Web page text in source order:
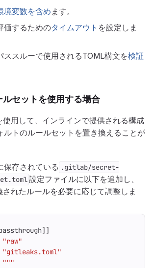
境変数を含め ます。
価するためのタイムアウト を設定しま
ススルーで使用されるTOML構文を検証
ルセットを使用する場合
使用して、インラインで提供される構成
ルトのルールセットを置き換えることが
保存されている .gitlab/secret-
設定ファイルに以下を追加し、
されたルールを必要に応じて調整しま
]]
"raw"
"gitleaks.toml"